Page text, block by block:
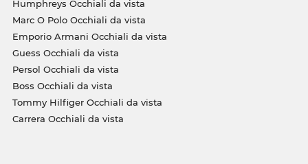
Humphreys Occhiali da vista
Marc O Polo Occhiali da vista
Emporio Armani Occhiali da vista
Guess Occhiali da vista
Persol Occhiali da vista
Boss Occhiali da vista
Tommy Hilfiger Occhiali da vista
Carrera Occhiali da vista